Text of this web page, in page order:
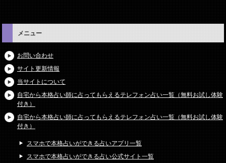
メニュー
お問い合わせ
サイト更新情報
当サイトについて
自宅から本格占い師に占ってもらえるテレフォン占い一覧（無料お試し体験
付き）
自宅から本格占い師に占ってもらえるテレフォン占い一覧（無料お試し体験
付き）
スマホで本格占いができる占いアプリ一覧
スマホで本格占いができる占い公式サイト一覧